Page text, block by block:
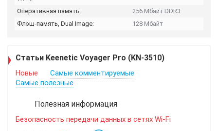
Оперативная память:
256 Мбайт DDR3
Флэш-память, Dual Image:
128 Мбайт
Статьи Keenetic Voyager Pro (KN-3510)
Новые
Самые комментируемые
Самые полезные
Полезная информация
Безопасность передачи данных в сетях Wi-Fi